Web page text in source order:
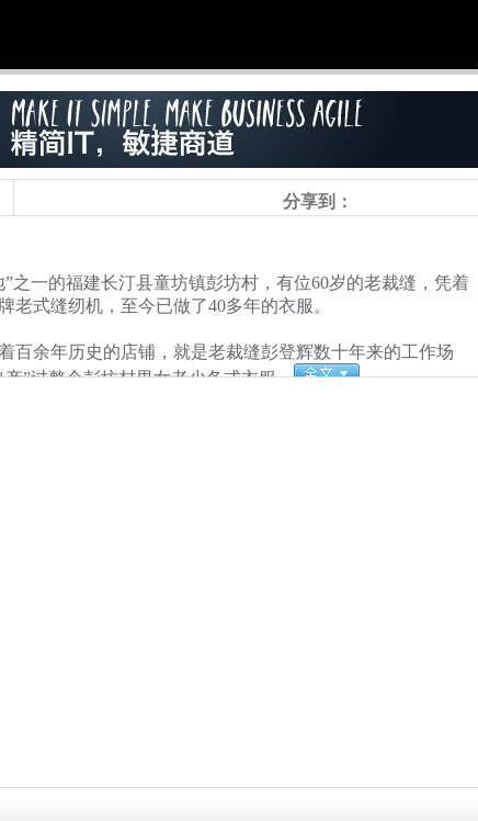
分享到：
一的福建长汀县童坊镇彭坊村，有位60岁的老裁缝，凭着
老式缝纫机，至今已做了40多年的衣服。
余年历史的店铺，就是老裁缝彭登辉数十年来的工作场
”过整个彭坊村男女老少各式衣服。